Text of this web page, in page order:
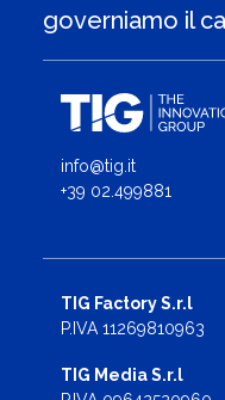
governiamo il
info@tig.it
+39 02.499881
TIG Factory S.r.l
P.IVA 11269810963
TIG Media S.r.l